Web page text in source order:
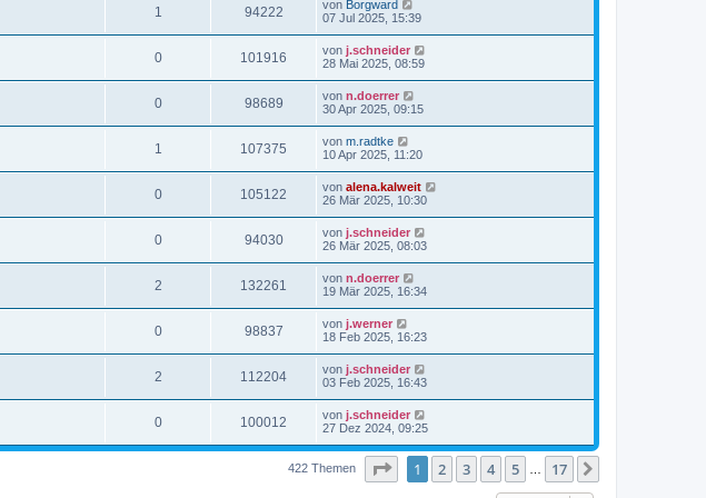
1 94222 von Borgward
07 Jul 2025, 15:39
0 101916 von j.schneider
28 Mai 2025, 08:59
0 98689 von n.doerrer
30 Apr 2025, 09:15
1 107375 von m.radtke
10 Apr 2025, 11:20
0 105122 von alena.kalweit
26 Mär 2025, 10:30
0 94030 von j.schneider
26 Mär 2025, 08:03
2 132261 von n.doerrer
19 Mär 2025, 16:34
0 98837 von j.werner
18 Feb 2025, 16:23
2 112204 von j.schneider
03 Feb 2025, 16:43
0 100012 von j.schneider
27 Dez 2024, 09:25
422 Themen Seite von17
1 2 3 4 5 17